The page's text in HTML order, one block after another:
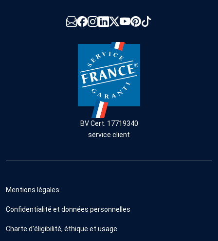
BV Cert. 17719340
service client
Mentions légales
Confidentialité et données personnelles
Charte d'éligibilité, éthique et usage